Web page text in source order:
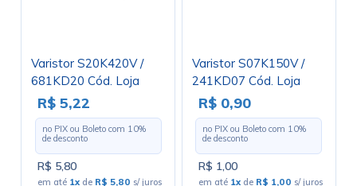
Varistor S20K420V /
681KD20 Cód. Loja
4317
R$ 5,22
no PIX ou Boleto com 10%
de desconto
R$ 5,80
em até 1x de R$ 5,80 s/ juros
Varistor S07K150V /
241KD07 Cód. Loja
4446
R$ 0,90
no PIX ou Boleto com 10%
de desconto
R$ 1,00
em até 1x de R$ 1,00 s/ juros